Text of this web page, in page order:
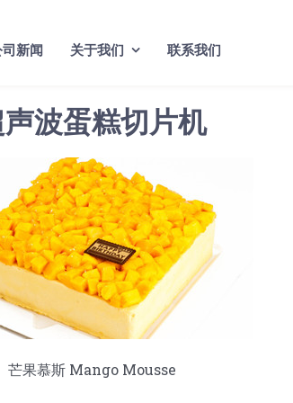
新闻 关于我们 联系我们
波蛋糕切片机
芒果慕斯 Mango Mousse